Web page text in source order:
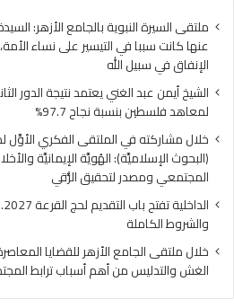
بنسبة
نجاح
97.7%
ملتقى السيرة النبوية بالجامع الأزهر:
عنها كانت سببا في التيسير على نساء
الإنفاق في سبيل الله
الشيخ أيمن عبد الغني يعتمد نتيجة الدور
لمعاهد فلسطين بنسبة نجاح 97.7%
خلال مشاركته في الملتقى الفكري الأوَّل
(البحوث الإسلاميَّة): الهُويَّة الإيمانيَّة
المجتمعي ومصدر لتحقيق الرُّقي
والشروط الكاملة
خلال ملتقى الجامع الأزهر للقضايا
الغش والتدليس من أهم أسباب ترابط